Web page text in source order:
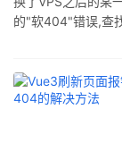
的"软404"错误,查
Not
Instead of